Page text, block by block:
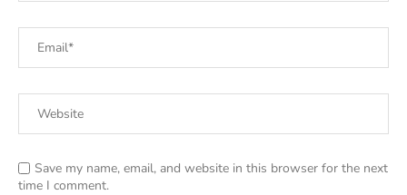
Save my name, email, and website in this browser for the next
time I comment.